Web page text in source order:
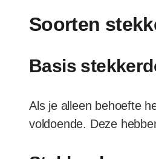
Soorten
Basis
Als je alleen behoefte
voldoende. Deze